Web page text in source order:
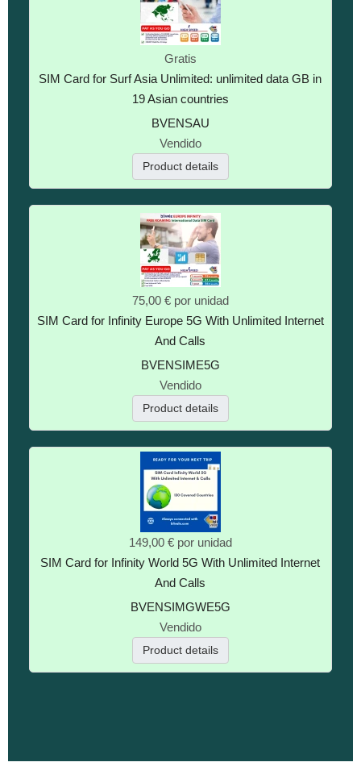
Gratis
SIM Card for Surf Asia Unlimited: unlimited data GB in
19 Asian countries
BVENSAU
Vendido
Product details
75,00 € por unidad
SIM Card for Infinity Europe 5G With Unlimited Internet
And Calls
BVENSIME5G
Vendido
Product details
149,00 € por unidad
SIM Card for Infinity World 5G With Unlimited Internet
And Calls
BVENSIMGWE5G
Vendido
Product details